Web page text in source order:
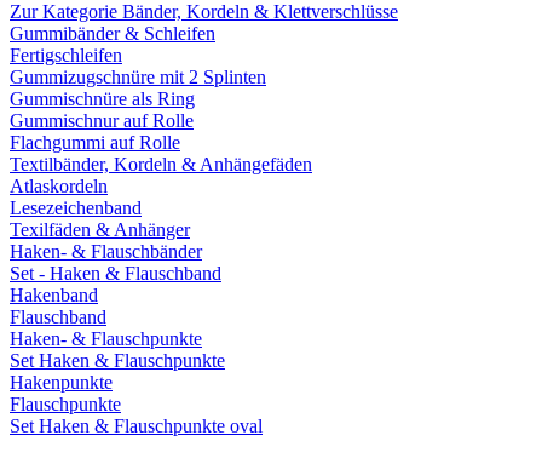
Zur Kategorie Bänder, Kordeln & Klettverschlüsse
Gummibänder & Schleifen
Fertigschleifen
Gummizugschnüre mit 2 Splinten
Gummischnüre als Ring
Gummischnur auf Rolle
Flachgummi auf Rolle
Textilbänder, Kordeln & Anhängefäden
Atlaskordeln
Lesezeichenband
Texilfäden & Anhänger
Haken- & Flauschbänder
Set - Haken & Flauschband
Hakenband
Flauschband
Haken- & Flauschpunkte
Set Haken & Flauschpunkte
Hakenpunkte
Flauschpunkte
Set Haken & Flauschpunkte oval